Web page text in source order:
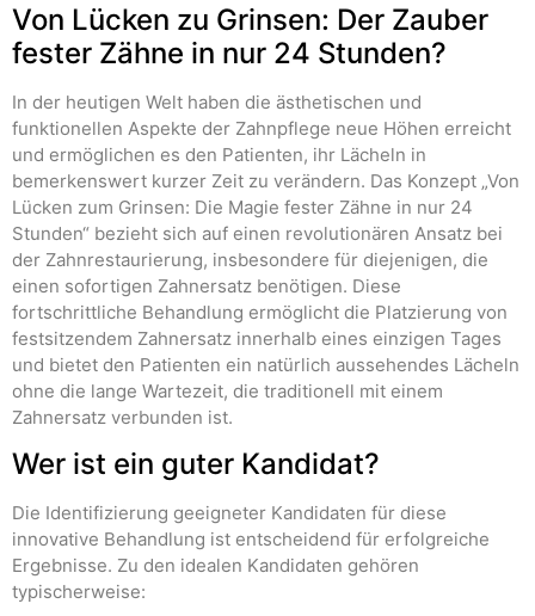
Von Lücken zu Grinsen: Der Zauber
fester Zähne in nur 24 Stunden?
In der heutigen Welt haben die ästhetischen und
funktionellen Aspekte der Zahnpflege neue Höhen erreicht
und ermöglichen es den Patienten, ihr Lächeln in
bemerkenswert kurzer Zeit zu verändern. Das Konzept „Von
Lücken zum Grinsen: Die Magie fester Zähne in nur 24
Stunden“ bezieht sich auf einen revolutionären Ansatz bei
der Zahnrestaurierung, insbesondere für diejenigen, die
einen sofortigen Zahnersatz benötigen. Diese
fortschrittliche Behandlung ermöglicht die Platzierung von
festsitzendem Zahnersatz innerhalb eines einzigen Tages
und bietet den Patienten ein natürlich aussehendes Lächeln
ohne die lange Wartezeit, die traditionell mit einem
Zahnersatz verbunden ist.
Wer ist ein guter Kandidat?
Die Identifizierung geeigneter Kandidaten für diese
innovative Behandlung ist entscheidend für erfolgreiche
Ergebnisse. Zu den idealen Kandidaten gehören
typischerweise: